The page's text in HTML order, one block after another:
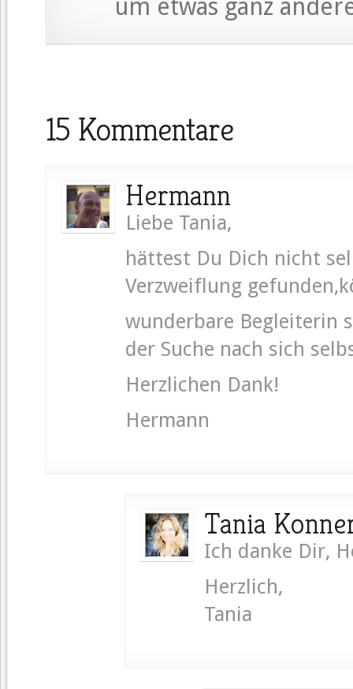
um etwas ganz
15 Kommentare
Hermann
Liebe Tania,
hättest Du Dich nicht
Verzweiflung
wunderbare Begleiterin
der Suche nach sich
Herzlichen Dank!
Hermann
Tania
Ich danke Dir,
Herzlich,
Tania